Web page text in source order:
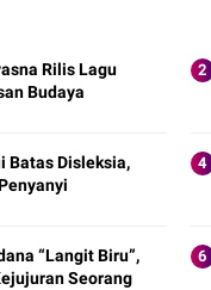
Rilis Lagu
Budaya
Batas Disleksia,
“Langit Biru”,
Seorang